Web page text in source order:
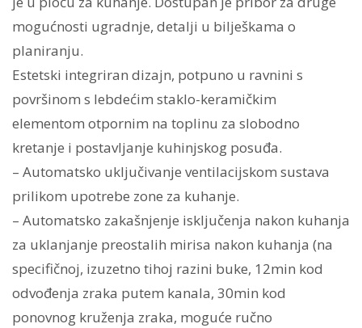
mogućnosti ugradnje, detalji u bilješkama o
planiranju.
Estetski integriran dizajn, potpuno u ravnini s
površinom s lebdećim staklo-keramičkim
elementom otpornim na toplinu za slobodno
kretanje i postavljanje kuhinjskog posuđa.
– Automatsko uključivanje ventilacijskom sustava
prilikom upotrebe zone za kuhanje.
– Automatsko zakašnjenje isključenja nakon kuhanja
za uklanjanje preostalih mirisa nakon kuhanja (na
specifičnoj, izuzetno tihoj razini buke, 12min kod
odvođenja zraka putem kanala, 30min kod
ponovnog kruženja zraka, moguće ručno